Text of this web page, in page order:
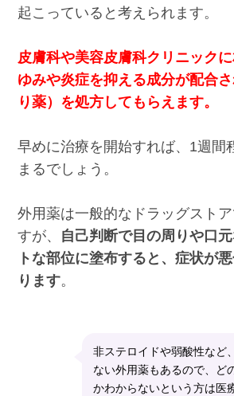
起こっていると考えられます。
皮膚科や美容皮膚科クリニック
ゆみや炎症を抑える成分が配合
り薬）を処方してもらえます。
早めに治療を開始すれば、1週間
まるでしょう。
外用薬は一般的なドラッグスト
すが、
自己判断で目の周りや口
トな部位に塗布すると、症状が
ります。
非ステロイドや弱酸性など
ない外用薬もあるので、ど
かわからないという方は医